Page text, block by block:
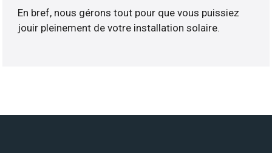
En bref, nous gérons tout pour que vous puissiez
jouir pleinement de votre installation solaire.